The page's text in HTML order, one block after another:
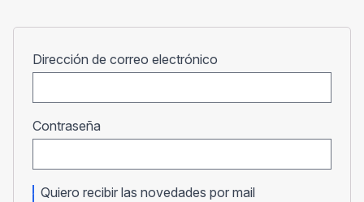
Dirección de correo electrónico
Contraseña
Quiero recibir las novedades por mail